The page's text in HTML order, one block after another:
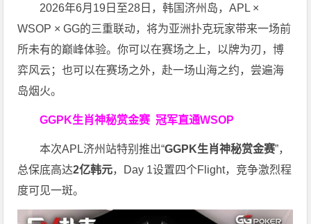
2026年6月19日至28日，韩国济州岛，APL ×
WSOP × GG的三重联动，将为亚洲扑克玩家带来一场前
所未有的巅峰体验。你可以在赛场之上，以牌为刃，博
弈风云；也可以在赛场之外，赴一场山海之约，尝遍海
岛烟火。
GGPK生肖神秘赏金赛冠军直通WSOP
本次APL济州站特别推出“GGPK生肖神秘赏金赛”，
总保底高达2亿韩元，Day 1设置四个Flight，竞争激烈程
度可见一斑。